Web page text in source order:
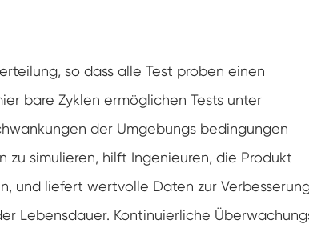
Schüttler-Kammer
kammer einfrieren
geschützte Test kammer
so dass alle Test proben einen
bare Zyklen ermöglichen Tests unter
der Umgebungs bedingungen
zu simulieren, hilft Ingenieuren, die Produkt
und liefert wertvolle Daten zur
Lebensdauer. Kontinuierliche